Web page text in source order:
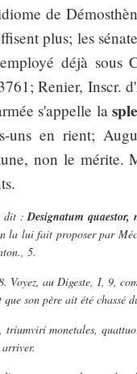
de
plus; les
déjà sous
Renier, Inscr.
s'appelle la
uns en rient;
non le mérite.
dit :Designatum quaestor,
la lui fait proposer par
5.
Voyez, au Digeste, I, 9,
son père ait été
triumviri monetales,